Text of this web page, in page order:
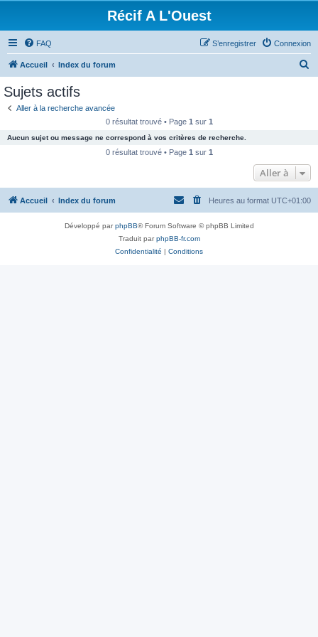
Récif A L'Ouest
FAQ Connexion
S’enregistrer
Accueil Index du forum
c
e
Sujets actifs
Aller à la recherche avancée
0 résultat trouvé • Page 1 sur 1
Aucun sujet ou message ne correspond à vos critères de recherche.
0 résultat trouvé • Page 1 sur 1
Aller à
Accueil Index du forum Heures au format UTC+01:00
Développé parphpBB® Forum Software © phpBB Limited
Traduit parphpBB-fr.com
Confidentialité | Conditions